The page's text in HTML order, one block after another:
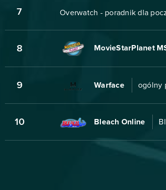
7 Overwatch - poradnik dla
8 MovieStarPlanet
9 Warface ogólny
10 Bleach Online